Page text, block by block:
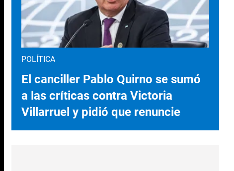
POLÍTICA
El canciller Pablo Quirno se sumó
a las críticas contra Victoria
Villarruel y pidió que renuncie